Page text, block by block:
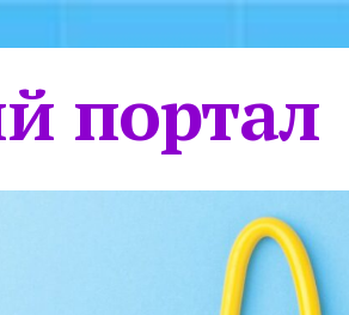
портал